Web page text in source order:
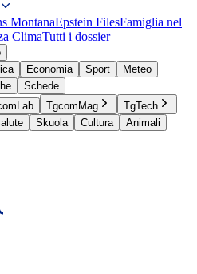
MontanaEpstein FilesFamiglia nel
ClimaTutti i dossier
Economia Sport
Meteo
Schede
TgcomMag
TgTech
Skuola Cultura
Animali